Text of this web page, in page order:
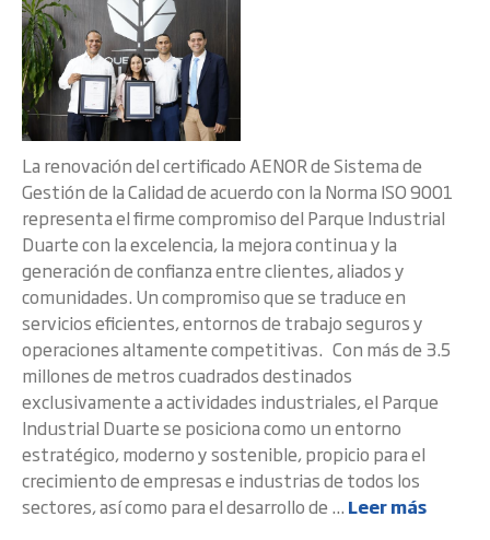
La renovación del certificado AENOR de Sistema de
Gestión de la Calidad de acuerdo con la Norma ISO 9001
representa el firme compromiso del Parque Industrial
Duarte con la excelencia, la mejora continua y la
generación de confianza entre clientes, aliados y
comunidades. Un compromiso que se traduce en
servicios eficientes, entornos de trabajo seguros y
operaciones altamente competitivas. Con más de 3.5
millones de metros cuadrados destinados
exclusivamente a actividades industriales, el Parque
Industrial Duarte se posiciona como un entorno
estratégico, moderno y sostenible, propicio para el
crecimiento de empresas e industrias de todos los
sectores, así como para el desarrollo de ... Leer más